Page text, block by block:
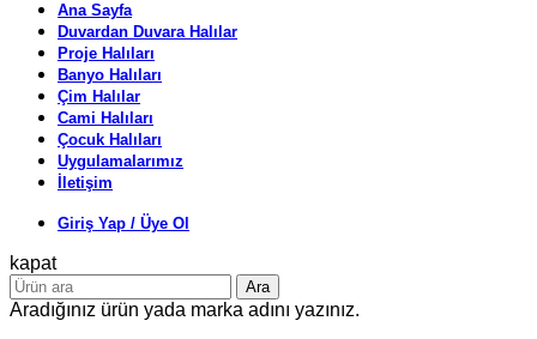
Ana Sayfa
Duvardan Duvara Halılar
Proje Halıları
Banyo Halıları
Çim Halılar
Cami Halıları
Çocuk Halıları
Uygulamalarımız
İletişim
Giriş Yap / Üye Ol
kapat
Ara
Aradığınız ürün yada marka adını yazınız.